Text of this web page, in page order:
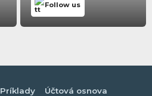
Follow us
Príklady
Účtová osnova